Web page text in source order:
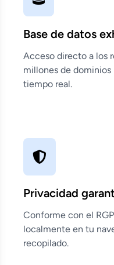
Base de datos
Acceso directo a los
millones de dominios
tiempo real.
Privacidad
Conforme con el
localmente en tu
recopilado.